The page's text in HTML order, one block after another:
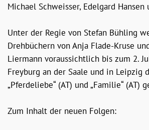
Michael Schweisser, Edelgard Hansen
Unter der Regie von Stefan Bühling
Drehbüchern von Anja Flade-Kruse
Liermann voraussichtlich bis zum 2.
Freyburg an der Saale und in Leipzig
„Pferdeliebe“ (AT) und „Familie“ (AT)
Zum Inhalt der neuen Folgen: